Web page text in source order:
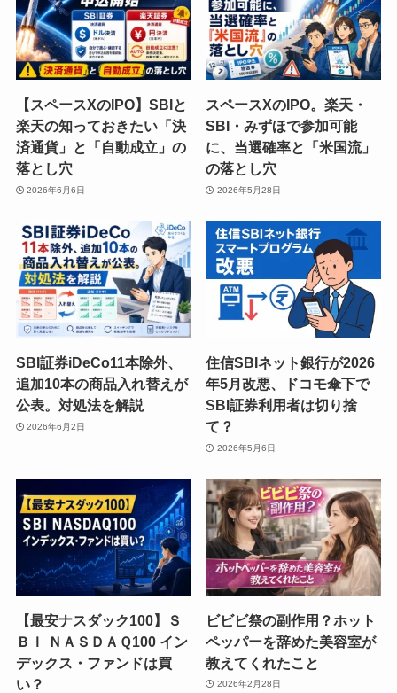
【スペースXのIPO】SBIと
楽天の知っておきたい「決
済通貨」と「自動成立」の
落とし穴
2026年6月6日
スペースXのIPO。楽天・
SBI・みずほで参加可能
に、当選確率と「米国流」
の落とし穴
2026年5月28日
SBI証券iDeCo11本除外、
追加10本の商品入れ替えが
公表。対処法を解説
2026年6月2日
住信SBIネット銀行が2026
年5月改悪、ドコモ傘下で
SBI証券利用者は切り捨
て？
2026年5月6日
【最安ナスダック100】Ｓ
ＢＩ ＮＡＳＤＡＱ100 イン
デックス・ファンドは買
い？
ビビビ祭の副作用？ホット
ペッパーを辞めた美容室が
教えてくれたこと
2026年2月28日